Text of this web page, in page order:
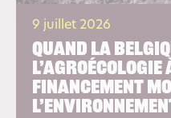
9 juillet 2026
Quand la
l’agroécologie
financement